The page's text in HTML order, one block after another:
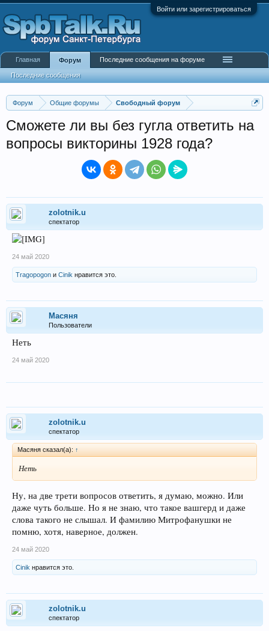
Войти или зарегистрироваться
Форум Общие форумы Свободный форум
Сможете ли вы без гугла ответить на
вопросы викторины 1928 года?
zolotnik.u
спектатор
24 май 2020
Tragopogon и Cinik нравится это.
Масяня
Пользователи
Неть
24 май 2020
zolotnik.u
спектатор
Масяня сказал(а): ↑
Неть
Ну, на две трети вопросов ответить, я думаю, можно. Или
даже чуть больше. Но я не знаю, что такое вашгерд и даже
слова такого не слышал. И фамилию Митрофанушки не
помню, хотя, наверное, должен.
24 май 2020
Cinik нравится это.
zolotnik.u
спектатор
Главная Форум
Последние сообщения
Последние сообщения на форуме